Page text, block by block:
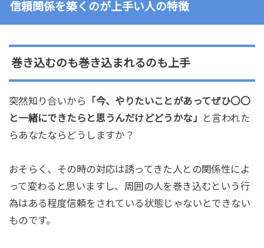
信頼関係を築くのが上手い人の特徴
巻き込むのも巻き込まれるのも上手
突然知り合いから
「今、やりたいことがあってぜひ〇〇
と一緒にできたらと思うんだけどどうかな」
と言われた
らあなたならどうしますか？
おそらく、その時の対応は誘ってきた人との関係性によ
って変わると思いますし、周囲の人を巻き込むという行
為はある程度信頼をされている状態じゃないとできない
ものです。